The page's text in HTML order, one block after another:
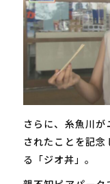
さらに、糸魚川
されたことを記
る「ジオ丼」。